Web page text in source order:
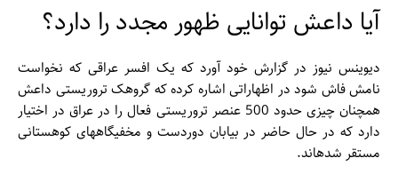
آیا داعش توانایی ظهور مجدد را دارد؟
دیوینس نیوز در گزارش خود آورد که یک افسر عراقی که نخواست
نامش فاش شود در اظهاراتی اشاره کرده که گروهک تروریستی داعش
همچنان چیزی حدود 500 عنصر تروریستی فعال را در عراق در اختیار
دارد که در حال حاضر در بیابان دوردست و مخفیگاه­های کوهستانی
مستقر شده­اند.